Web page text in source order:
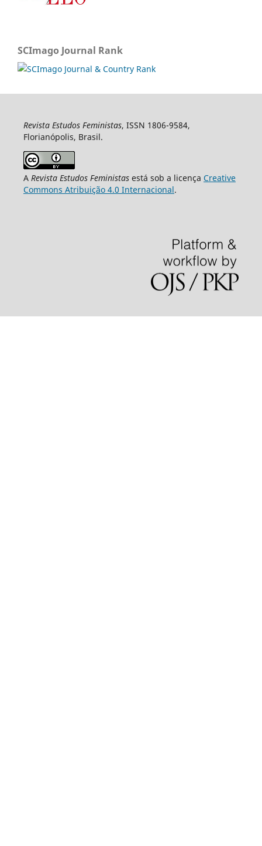
SCImago Journal Rank
Revista Estudos Feministas, ISSN 1806-9584,
Florianópolis, Brasil.
A Revista Estudos Feministasestá sob a licença Creative
Commons Atribuição 4.0 Internacional.